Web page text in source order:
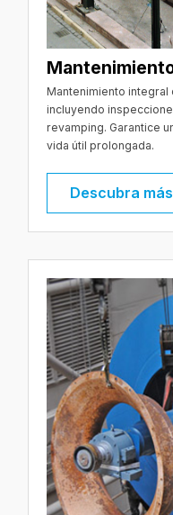
Mantenimiento
incluyendo
revamping. Garantice
vida útil prolongada.
Descubra más